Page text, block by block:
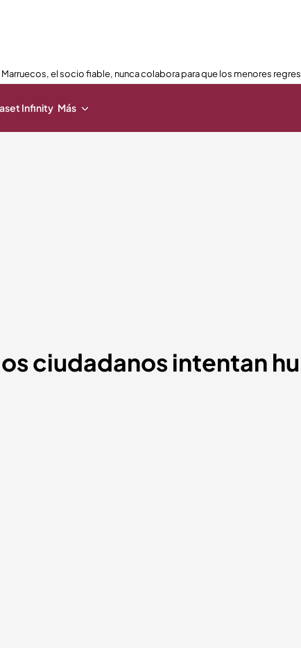
Marruecos, el socio fiable, nunca colabora para que los menores
Infinity Más
ciudadanos intentan